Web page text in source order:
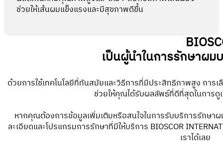
ช่วยให้เส้นผมแข็งแรงและมีสุขภาพดีขึ้น
เป็นผู้นำในการรักษาผ
ด้วยการใช้เทคโนโลยีที่ทันสมัยและวิธีการที่มีประสิทธิภาพสูง การเ
ช่วยให้คุณได้รับผลลัพธ์ที่ดีที่สุดในการดู
หากคุณต้องการข้อมูลเพิ่มเติมหรือสนใจในการรับบริการรักษาผ
ละเอียดและโปรแกรมการรักษาที่มีให้บริการ BIOSCOR
เราได้เลย